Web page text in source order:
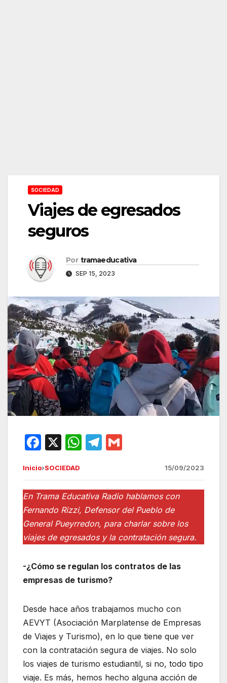
SOCIEDAD
Viajes de egresados
seguros
Por tramaeducativa
SEP 15, 2023
F
c
e
b
o
o
X
W
at
s
A
p
p
T
e
gr
a
m
ail
Inicio›SOCIEDAD 15/09/2023
En Trama Educativa Radio hablamos con
Fernando Rizzi, Defensor del Pueblo de
General Pueyrredon, para charlar sobre los
viajes de egresados y la contratación segura.
-¿Cómo se regulan los contratos de las
empresas de turismo?
Desde hace años trabajamos mucho con
AEVYT (Asociación Marplatense de Empresas
de Viajes y Turismo), en lo que tiene que ver
con la contratación segura de viajes. No solo
los viajes de turismo estudiantil, si no, todo tipo
viaje. Es más, hemos hecho alguna acción de